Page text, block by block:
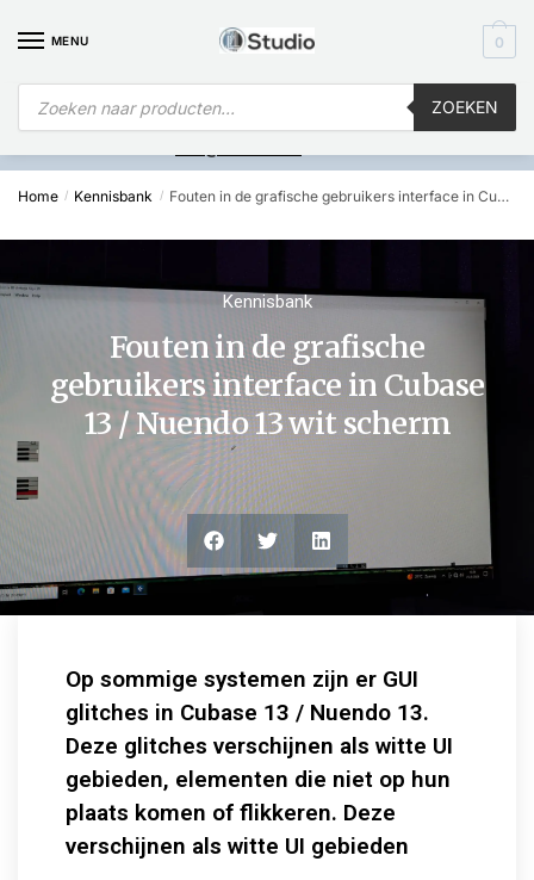
MENU
ZOEKEN
0
uw computer al over op Windows 11? Heeft u vragen stuur een
Home / Kennisbank / Fouten in de grafische gebruikers interface in Cubase 13 / Nuendo 13 wit scherm
Kennisbank
Fouten in de grafische
gebruikers interface in Cubase
13 / Nuendo 13 wit scherm
Op sommige systemen zijn er GUI
glitches in Cubase 13 / Nuendo 13.
Deze glitches verschijnen als witte UI
gebieden, elementen die niet op hun
plaats komen of flikkeren. Deze
verschijnen als witte UI gebieden